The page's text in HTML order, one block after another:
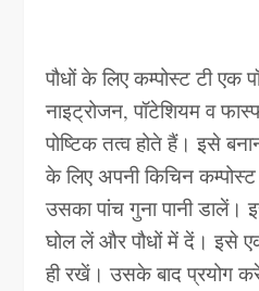
पौधों के लिए कम्पोस्ट टी
नाइट्रोजन, पॉटेशियम व
पोष्टिक तत्व होते हैं। इसे
के लिए अपनी किचिन
उसका पांच गुना पानी डालें।
घोल लें और पौधों में दें। इसे
ही रखें। उसके बाद प्रयोग